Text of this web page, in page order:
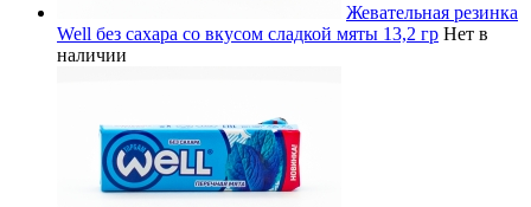
Жевательная резинка
Well без сахара со вкусом сладкой мяты 13,2 гр Нет в
наличии